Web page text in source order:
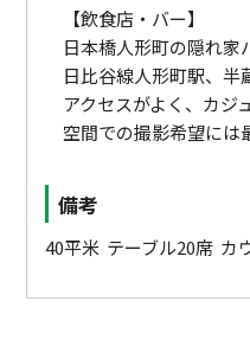
【飲食店・バー】
日本橋人形町の隠れ家
日比谷線人形町駅、半
アクセスがよく、カジ
空間での撮影希望には
備考
40平米 テーブル20席 カ